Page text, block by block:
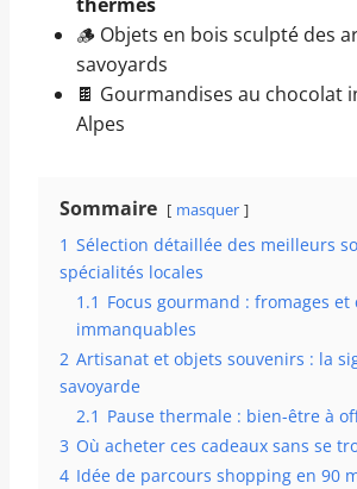
🪵 Objets en bois sculpté des
savoyards
🍫 Gourmandises au chocolat
Alpes
Sommaire masquer
1 Sélection détaillée des meilleurs
spécialités locales
1.1 Focus gourmand : fromages et
immanquables
2 Artisanat et objets souvenirs : la
savoyarde
2.1 Pause thermale : bien-être à
3 Où acheter ces cadeaux sans se
4 Idée de parcours shopping en 90